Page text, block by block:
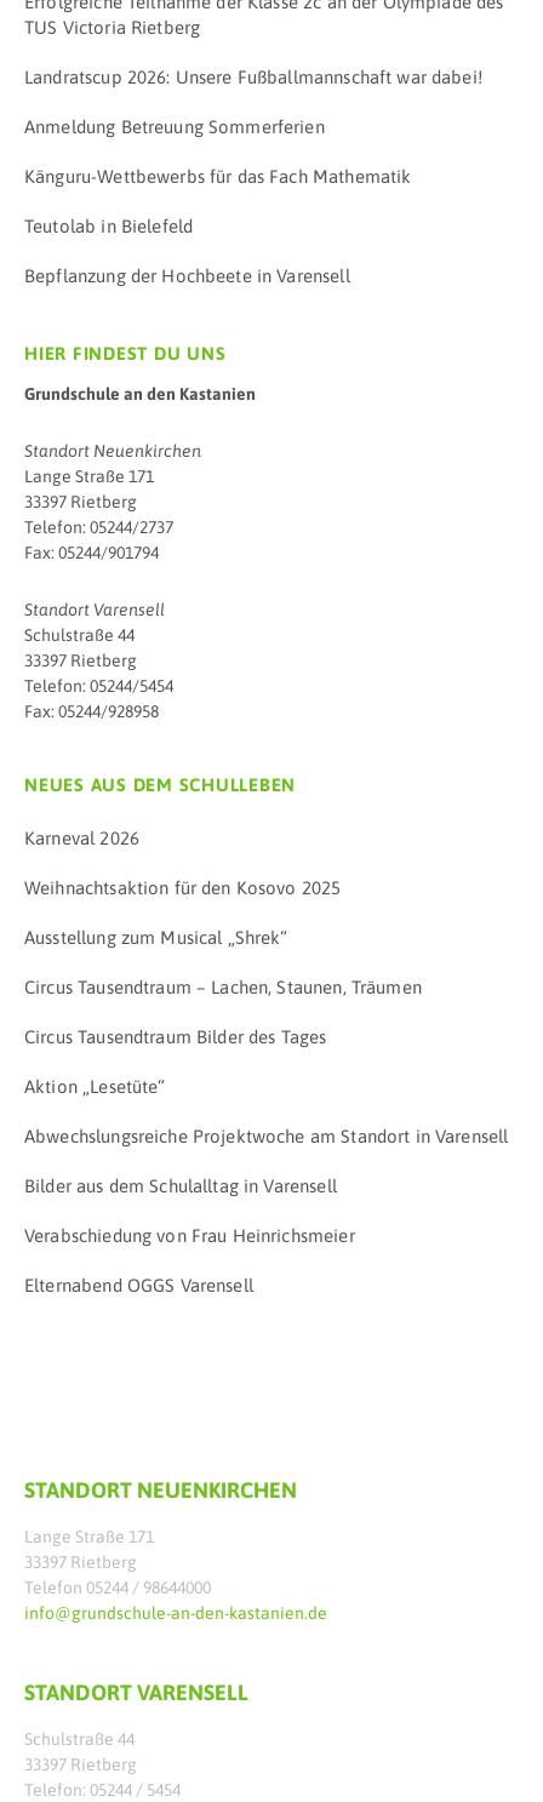
TUS Victoria Rietberg
Landratscup 2026: Unsere Fußballmannschaft war dabei!
Anmeldung Betreuung Sommerferien
Känguru-Wettbewerbs für das Fach Mathematik
Teutolab in Bielefeld
Bepflanzung der Hochbeete in Varensell
HIER FINDEST DU UNS
Grundschule an den Kastanien
Standort Neuenkirchen
Lange Straße 171
33397 Rietberg
Telefon: 05244/2737
Fax: 05244/901794
Standort Varensell
Schulstraße 44
33397 Rietberg
Telefon: 05244/5454
Fax: 05244/928958
NEUES AUS DEM SCHULLEBEN
Karneval 2026
Weihnachtsaktion für den Kosovo 2025
Ausstellung zum Musical „Shrek“
Circus Tausendtraum – Lachen, Staunen, Träumen
Circus Tausendtraum Bilder des Tages
Aktion „Lesetüte“
Abwechslungsreiche Projektwoche am Standort in Varensell
Bilder aus dem Schulalltag in Varensell
Verabschiedung von Frau Heinrichsmeier
Elternabend OGGS Varensell
STANDORT NEUENKIRCHEN
Lange Straße 171
33397 Rietberg
Telefon 05244 / 98644000
info@grundschule-an-den-kastanien.de
STANDORT VARENSELL
Schulstraße 44
33397 Rietberg
Telefon: 05244 / 5454